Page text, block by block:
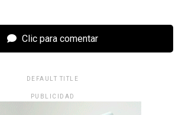
Clic para comentar
DEFAULT TITLE
PUBLICIDAD